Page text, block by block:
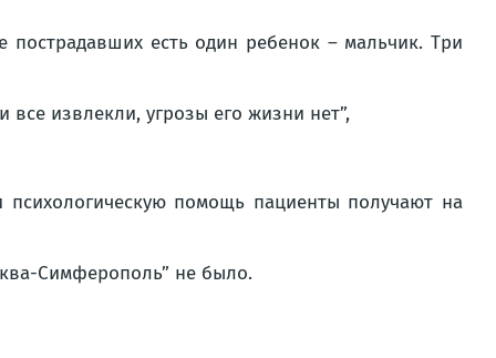
пострадавших есть один ребенок – мальчик. Три
извлекли, угрозы его жизни нет”,
помощь пациенты получают на
Симферополь” не было.